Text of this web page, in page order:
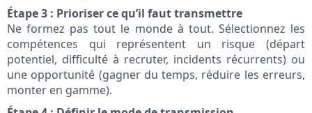
Étape 3 : Prioriser ce qu’il faut transmettre
Ne formez pas tout le monde à tout. Sélectionnez les
compétences qui représentent un risque (départ
potentiel, difficulté à recruter, incidents récurrents) ou
une opportunité (gagner du temps, réduire les erreurs,
monter en gamme).